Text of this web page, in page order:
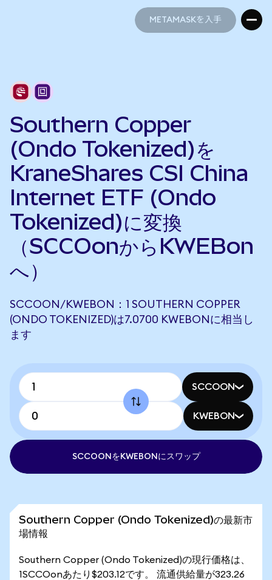
METAMASKを入手
Southern Copper
(Ondo Tokenized)を
KraneShares CSI China
Internet ETF (Ondo
Tokenized)に変換
（SCCOonからKWEBon
へ）
SCCOON/KWEBON：1 SOUTHERN COPPER
(ONDO TOKENIZED)は7.0700 KWEBONに相当し
ます
SCCOON
KWEBON
SCCOONをKWEBONにスワップ
Southern Copper (Ondo Tokenized)の最新市
場情報
Southern Copper (Ondo Tokenized)の現行価格は、
1SCCOonあたり$203.12です。 流通供給量が323.26